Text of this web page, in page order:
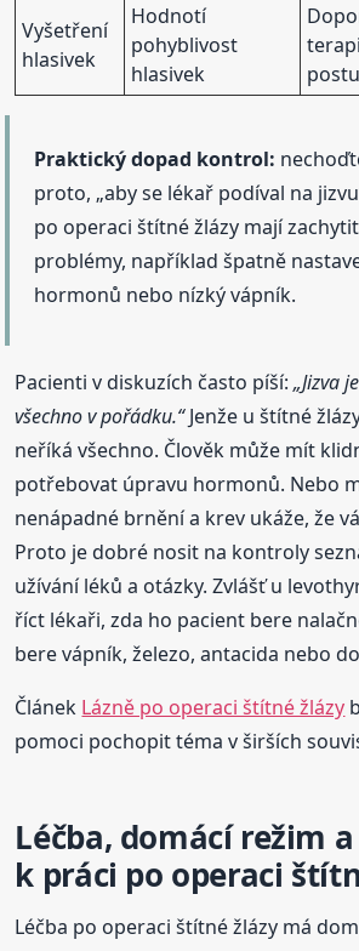
Vyšetření
hlasivek
Hodnotí
pohyblivost
hlasivek
Praktický dopad kontrol:
proto, „aby se lékař podíval na
po operaci štítné žlázy mají
problémy, například špatně
hormonů nebo nízký vápník.
Pacienti v diskuzích často píší:„Jizva
všechno v pořádku.“Jenže u štítné
neříká všechno. Člověk může mít
potřebovat úpravu hormonů. Nebo
nenápadné brnění a krev ukáže, že
Proto je dobré nosit na kontroly
užívání léků a otázky. Zvlášť u
říct lékaři, zda ho pacient bere
bere vápník, železo, antacida nebo
Článek Lázně po operaci štítné žlázy
pomoci pochopit téma v širších
Léčba, domácí režim
k práci po operaci
Léčba po operaci štítné žlázy má